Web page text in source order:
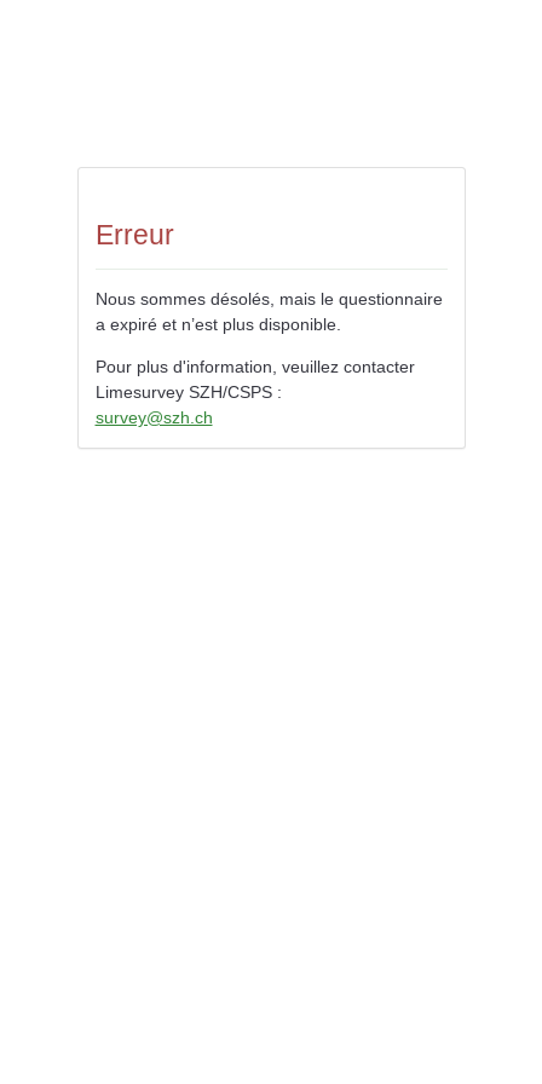
Erreur
Nous sommes désolés, mais le questionnaire
a expiré et n’est plus disponible.
Pour plus d'information, veuillez contacter
Limesurvey SZH/CSPS :
survey@szh.ch